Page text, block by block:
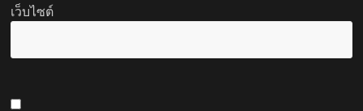
เว็บไซต์